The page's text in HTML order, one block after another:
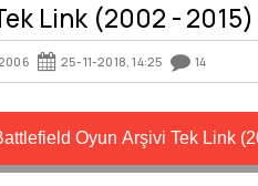
Link (2002 - 2015)
25-11-2018, 14:25 14
Oyun Arşivi Tek Link